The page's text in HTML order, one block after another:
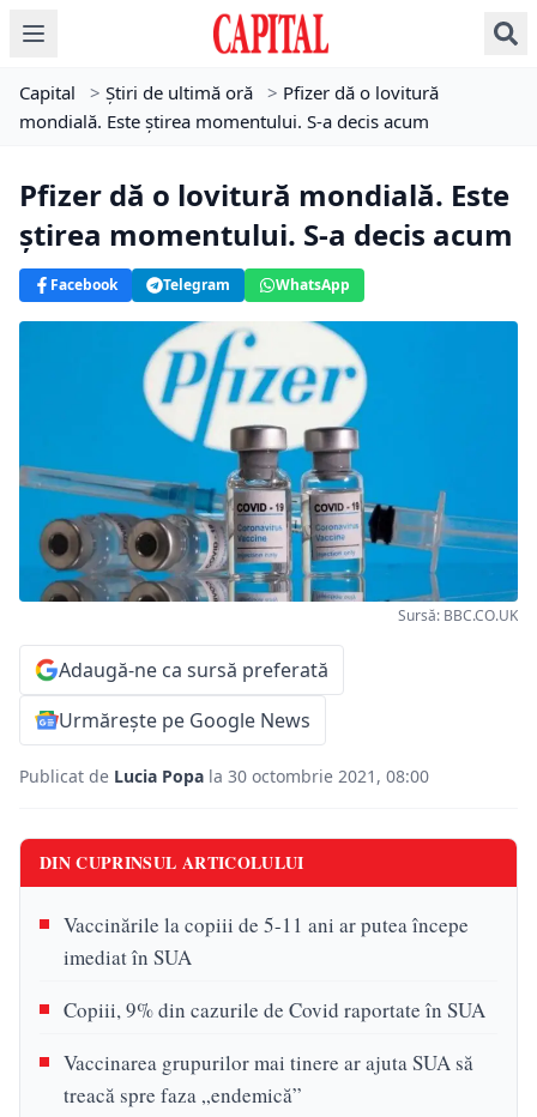
Capital > Știri de ultimă oră > Pfizer dă o lovitură
mondială. Este știrea momentului. S-a decis acum
Pfizer dă o lovitură mondială. Este
știrea momentului. S-a decis acum
Facebook Telegram WhatsApp
Sursă: BBC.CO.UK
Adaugă-ne ca sursă preferată
Urmărește pe Google News
Publicat de Lucia Popa la 30 octombrie 2021, 08:00
DIN CUPRINSUL ARTICOLULUI
Vaccinările la copiii de 5-11 ani ar putea începe
imediat în SUA
Copiii, 9% din cazurile de Covid raportate în SUA
Vaccinarea grupurilor mai tinere ar ajuta SUA să
treacă spre faza „endemică”